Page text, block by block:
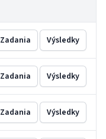
Zadania Výsledky
Zadania Výsledky
Zadania Výsledky